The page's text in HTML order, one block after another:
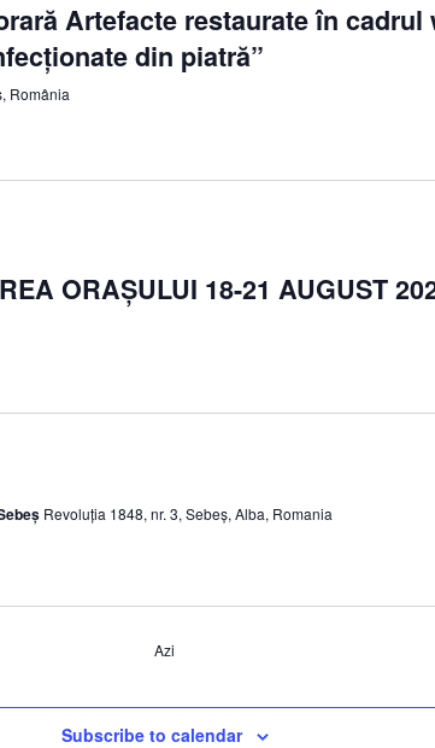
Artefacte restaurate în
din piatră”
România
ORAȘULUI 18-21 AUGUST
Revoluţia 1848, nr. 3, Sebeș, Alba, Romania
Azi
Subscribe to calendar